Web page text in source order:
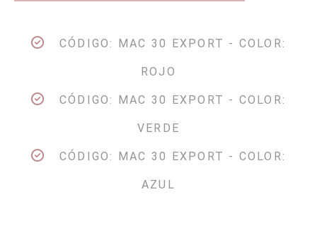
CÓDIGO: MAC 30 EXPORT - COLOR:
ROJO
CÓDIGO: MAC 30 EXPORT - COLOR:
VERDE
CÓDIGO: MAC 30 EXPORT - COLOR:
AZUL